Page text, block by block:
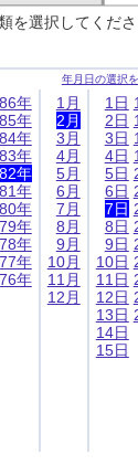
を選択してくだ
年月日の選択
年
年
年
年
年
年
年
年
年
年
年
1月
2月
3月
4月
5月
6月
7月
8月
9月
10月
11月
12月
1日
2日
3日
4日
5日
6日
7日
8日
9日
10日
11日
12日
13日
14日
15日